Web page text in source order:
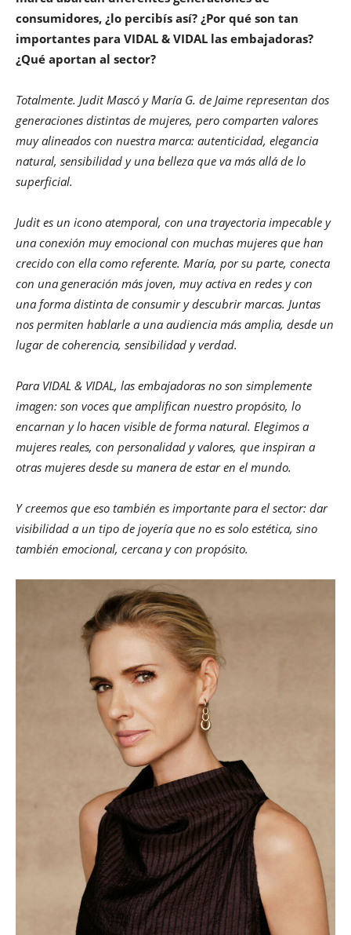
consumidores, ¿lo percibís así? ¿Por qué son tan
importantes para VIDAL & VIDAL las embajadoras?
¿Qué aportan al sector?
Totalmente. Judit Mascó y María G. de Jaime representan dos
generaciones distintas de mujeres, pero comparten valores
muy alineados con nuestra marca: autenticidad, elegancia
natural, sensibilidad y una belleza que va más allá de lo
superficial.
Judit es un icono atemporal, con una trayectoria impecable y
una conexión muy emocional con muchas mujeres que han
crecido con ella como referente. María, por su parte, conecta
con una generación más joven, muy activa en redes y con
una forma distinta de consumir y descubrir marcas. Juntas
nos permiten hablarle a una audiencia más amplia, desde un
lugar de coherencia, sensibilidad y verdad.
Para VIDAL & VIDAL, las embajadoras no son simplemente
imagen: son voces que amplifican nuestro propósito, lo
encarnan y lo hacen visible de forma natural. Elegimos a
mujeres reales, con personalidad y valores, que inspiran a
otras mujeres desde su manera de estar en el mundo.
Y creemos que eso también es importante para el sector: dar
visibilidad a un tipo de joyería que no es solo estética, sino
también emocional, cercana y con propósito.